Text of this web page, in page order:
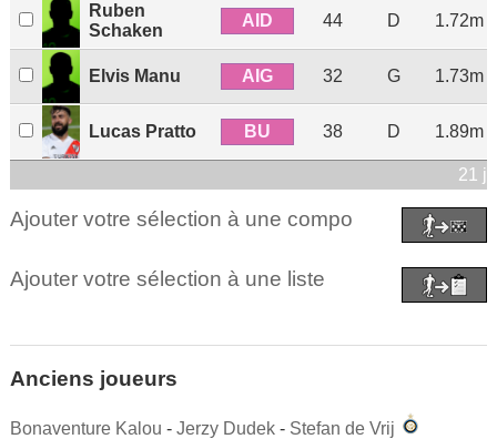
Ruben
Schaken
AID 44 D 1.72m
Elvis Manu AIG 32 G 1.73m
Lucas Pratto BU 38 D 1.89m
21
Ajouter votre sélection à une compo
Ajouter votre sélection à une liste
Anciens joueurs
Bonaventure Kalou - Jerzy Dudek- Stefan de Vrij